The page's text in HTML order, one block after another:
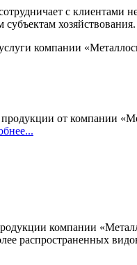
с клиентами
хозяйствования.
компании
продукции от компании
компании
распространенных